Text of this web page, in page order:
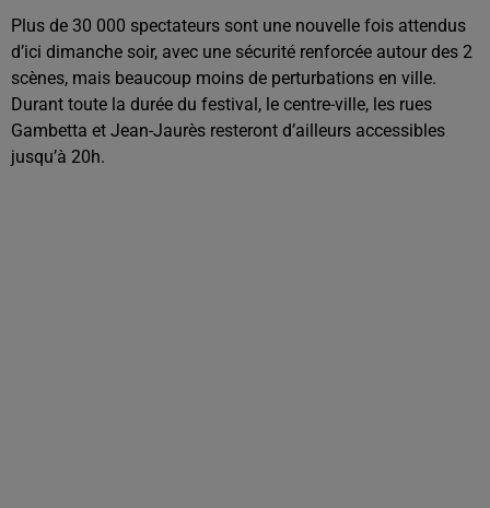
Plus de 30 000 spectateurs sont une nouvelle fois attendus
d’ici dimanche soir, avec une sécurité renforcée autour des 2
scènes, mais beaucoup moins de perturbations en ville.
Durant toute la durée du festival, le centre-ville, les rues
Gambetta et Jean-Jaurès resteront d’ailleurs accessibles
jusqu’à 20h.